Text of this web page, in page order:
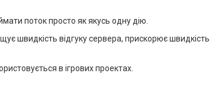
поток просто як якусь одну дію.
швидкість відгуку сервера, прискорює швидкість
в ігрових проектах.